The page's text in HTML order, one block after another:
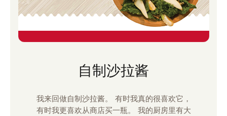
自制沙拉酱
我来回做自制沙拉酱。 有时我真的很喜欢它，
有时我更喜欢从商店买一瓶。 我的厨房里有大